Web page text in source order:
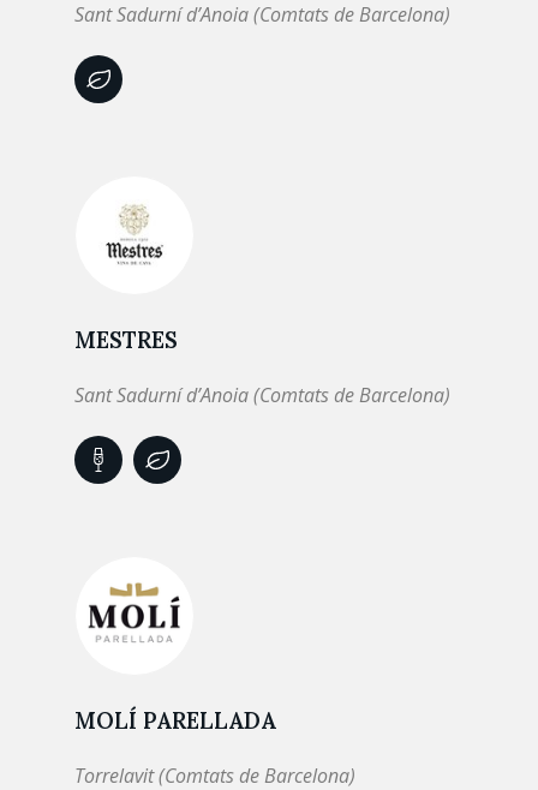
Sant Sadurní d’Anoia (Comtats de Barcelona)
MESTRES
Sant Sadurní d’Anoia (Comtats de Barcelona)
MOLÍ PARELLADA
Torrelavit (Comtats de Barcelona)